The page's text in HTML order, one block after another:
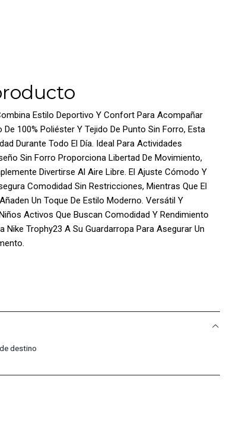
Estilo Deportivo Y Confort Para Acompañar
100% Poliéster Y Tejido De Punto Sin Forro, Esta
Durante Todo El Día. Ideal Para Actividades
Sin Forro Proporciona Libertad De Movimiento,
Divertirse Al Aire Libre. El Ajuste Cómodo Y
Comodidad Sin Restricciones, Mientras Que El
Un Toque De Estilo Moderno. Versátil Y
Activos Que Buscan Comodidad Y Rendimiento
Trophy23 A Su Guardarropa Para Asegurar Un
De Cada Par De Tenis.
Autorizados De La Marca, Lo Que Nos
Una Garantía De 30 Días Por Defectos De
destino